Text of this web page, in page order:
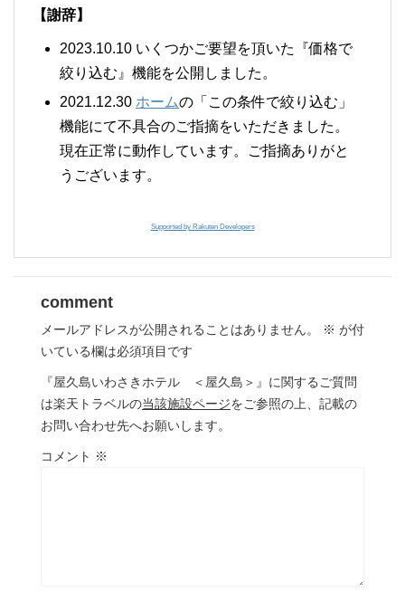
【謝辞】
2023.10.10 いくつかご要望を頂いた『価格で
絞り込む』機能を公開しました。
2021.12.30 ホームの「この条件で絞り込む」
機能にて不具合のご指摘をいただきました。
現在正常に動作しています。ご指摘ありがと
うございます。
Supported by Rakuten Developers
comment
メールアドレスが公開されることはありません。 ※ が付
いている欄は必須項目です
『屋久島いわさきホテル ＜屋久島＞』に関するご質問
は楽天トラベルの当該施設ページをご参照の上、記載の
お問い合わせ先へお願いします。
コメント ※